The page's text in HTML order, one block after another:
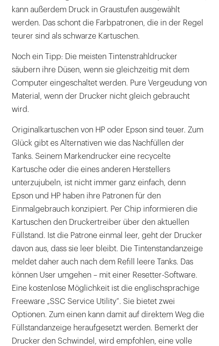
kann außerdem Druck in Graustufen ausgewählt
werden. Das schont die Farbpatronen, die in der Regel
teurer sind als schwarze Kartuschen.
Noch ein Tipp: Die meisten Tintenstrahldrucker
säubern ihre Düsen, wenn sie gleichzeitig mit dem
Computer eingeschaltet werden. Pure Vergeudung von
Material, wenn der Drucker nicht gleich gebraucht
wird.
Originalkartuschen von HP oder Epson sind teuer. Zum
Glück gibt es Alternativen wie das Nachfüllen der
Tanks. Seinem Markendrucker eine recycelte
Kartusche oder die eines anderen Herstellers
unterzujubeln, ist nicht immer ganz einfach, denn
Epson und HP haben ihre Patronen für den
Einmalgebrauch konzipiert. Per Chip informieren die
Kartuschen den Druckertreiber über den aktuellen
Füllstand. Ist die Patrone einmal leer, geht der Drucker
davon aus, dass sie leer bleibt. Die Tintenstandanzeige
meldet daher auch nach dem Refill leere Tanks. Das
können User umgehen – mit einer Resetter-Software.
Eine kostenlose Möglichkeit ist die englischsprachige
Freeware „SSC Service Utility“. Sie bietet zwei
Optionen. Zum einen kann damit auf direktem Weg die
Füllstandanzeige heraufgesetzt werden. Bemerkt der
Drucker den Schwindel, wird empfohlen, eine volle